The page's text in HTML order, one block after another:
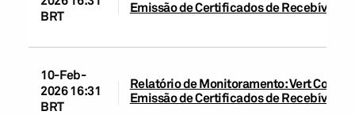
BRT
Emissão de Certificados de Recebíveis
10-Feb-
2026 16:31
BRT
Relatório de Monitoramento: Vert
Emissão de Certificados de Recebíveis